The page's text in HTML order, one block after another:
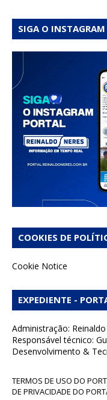
SIGA O
COOKIES DE
Cookie Notice
EXPEDIENTE -
Administração:
Responsável técnico:
Desenvolvimento &
TERMOS DE USO DO
DE PRIVACIDADE DO